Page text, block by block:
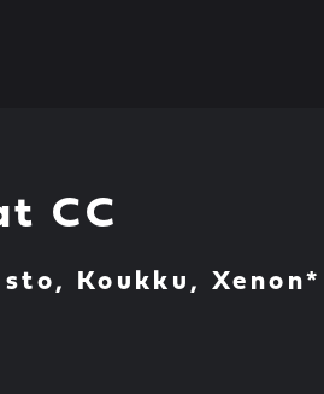
CC
Koukku, Xenon*